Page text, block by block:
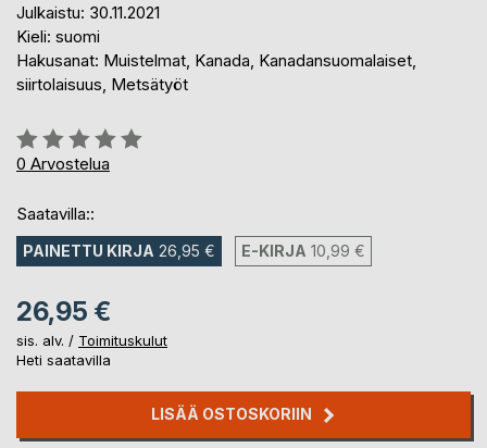
Julkaistu: 30.11.2021
Kieli: suomi
Hakusanat: Muistelmat, Kanada, Kanadansuomalaiset,
siirtolaisuus, Metsätyöt
Arvostelu::
0%
0 Arvostelua
Saatavilla::
PAINETTU KIRJA 26,95 € E-KIRJA 10,99 €
26,95 €
sis. alv. / Toimituskulut
Heti saatavilla
LISÄÄ OSTOSKORIIN